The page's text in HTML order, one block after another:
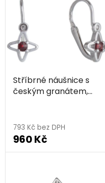
u
s
p
ů
Stříbrné náušnice s
českým granátem,
793 Kč bez DPH
960 Kč